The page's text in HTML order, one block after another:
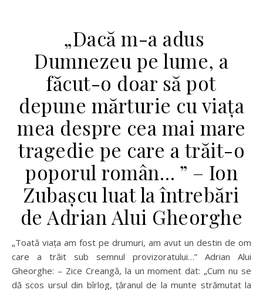
„Dacă m-a adus
Dumnezeu pe lume, a
făcut-o doar să pot
depune mărturie cu viaţa
mea despre cea mai mare
tragedie pe care a trăit-o
poporul român… ” – Ion
Zubaşcu luat la întrebări
de Adrian Alui Gheorghe
„Toată viaţa am fost pe drumuri, am avut un destin de om
care a trăit sub semnul provizoratului…” Adrian Alui
Gheorghe: – Zice Creangă, la un moment dat: „Cum nu se
dă scos ursul din bîrlog, ţăranul de la munte strămutat la